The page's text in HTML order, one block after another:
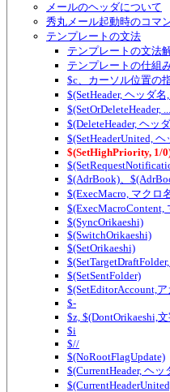
メールのヘッダについて
秀丸メール起動時のコマ
テンプレートの文法
テンプレートの文法
テンプレートの仕組
$c、カーソル位置の
$(SetHeader, ヘッダ
$(SetOrDeleteHeader,
$(DeleteHeader, ヘッ
$(SetHeaderUnited,
$(SetHighPriority, 1/
$(AdrBook)、
$(ExecMacro, マクロ
$(ExecMacroContent,
$(SyncOrikaeshi)
$(SwitchOrikaeshi)
$(SetOrikaeshi)
$(SetSentFolder)
$(SetEditorAccount,
$-
$z, $(DontOrikaeshi,
$i
$//
$(NoRootFlagUpdate)
$(CurrentHeader, ヘッ